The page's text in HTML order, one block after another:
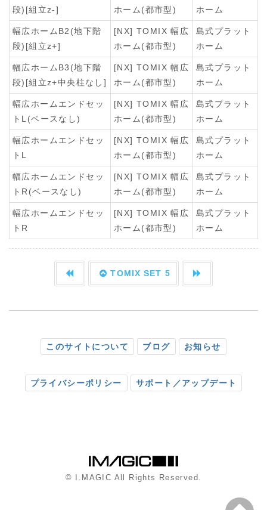
段)[組立z-]
ホーム(都市型)
ホーム
幅広ホームB2(地下階
段)[組立z+]
[NX] TOMIX 幅広
ホーム(都市型)
島式プラット
ホーム
幅広ホームB3(地下階
段)[組立z+中央柱なし]
[NX] TOMIX 幅広
ホーム(都市型)
島式プラット
ホーム
幅広ホームエンドセッ
トL(ベースなし)
[NX] TOMIX 幅広
ホーム(都市型)
島式プラット
ホーム
幅広ホームエンドセッ
トL
[NX] TOMIX 幅広
ホーム(都市型)
島式プラット
ホーム
幅広ホームエンドセッ
トR(ベースなし)
[NX] TOMIX 幅広
ホーム(都市型)
島式プラット
ホーム
幅広ホームエンドセッ
トR
[NX] TOMIX 幅広
ホーム(都市型)
島式プラット
ホーム
TOMIX SET 5
このサイトについて ブログ お知らせ
プライバシーポリシー サポート／アップデート
© I.MAGIC All Rights Reserved.